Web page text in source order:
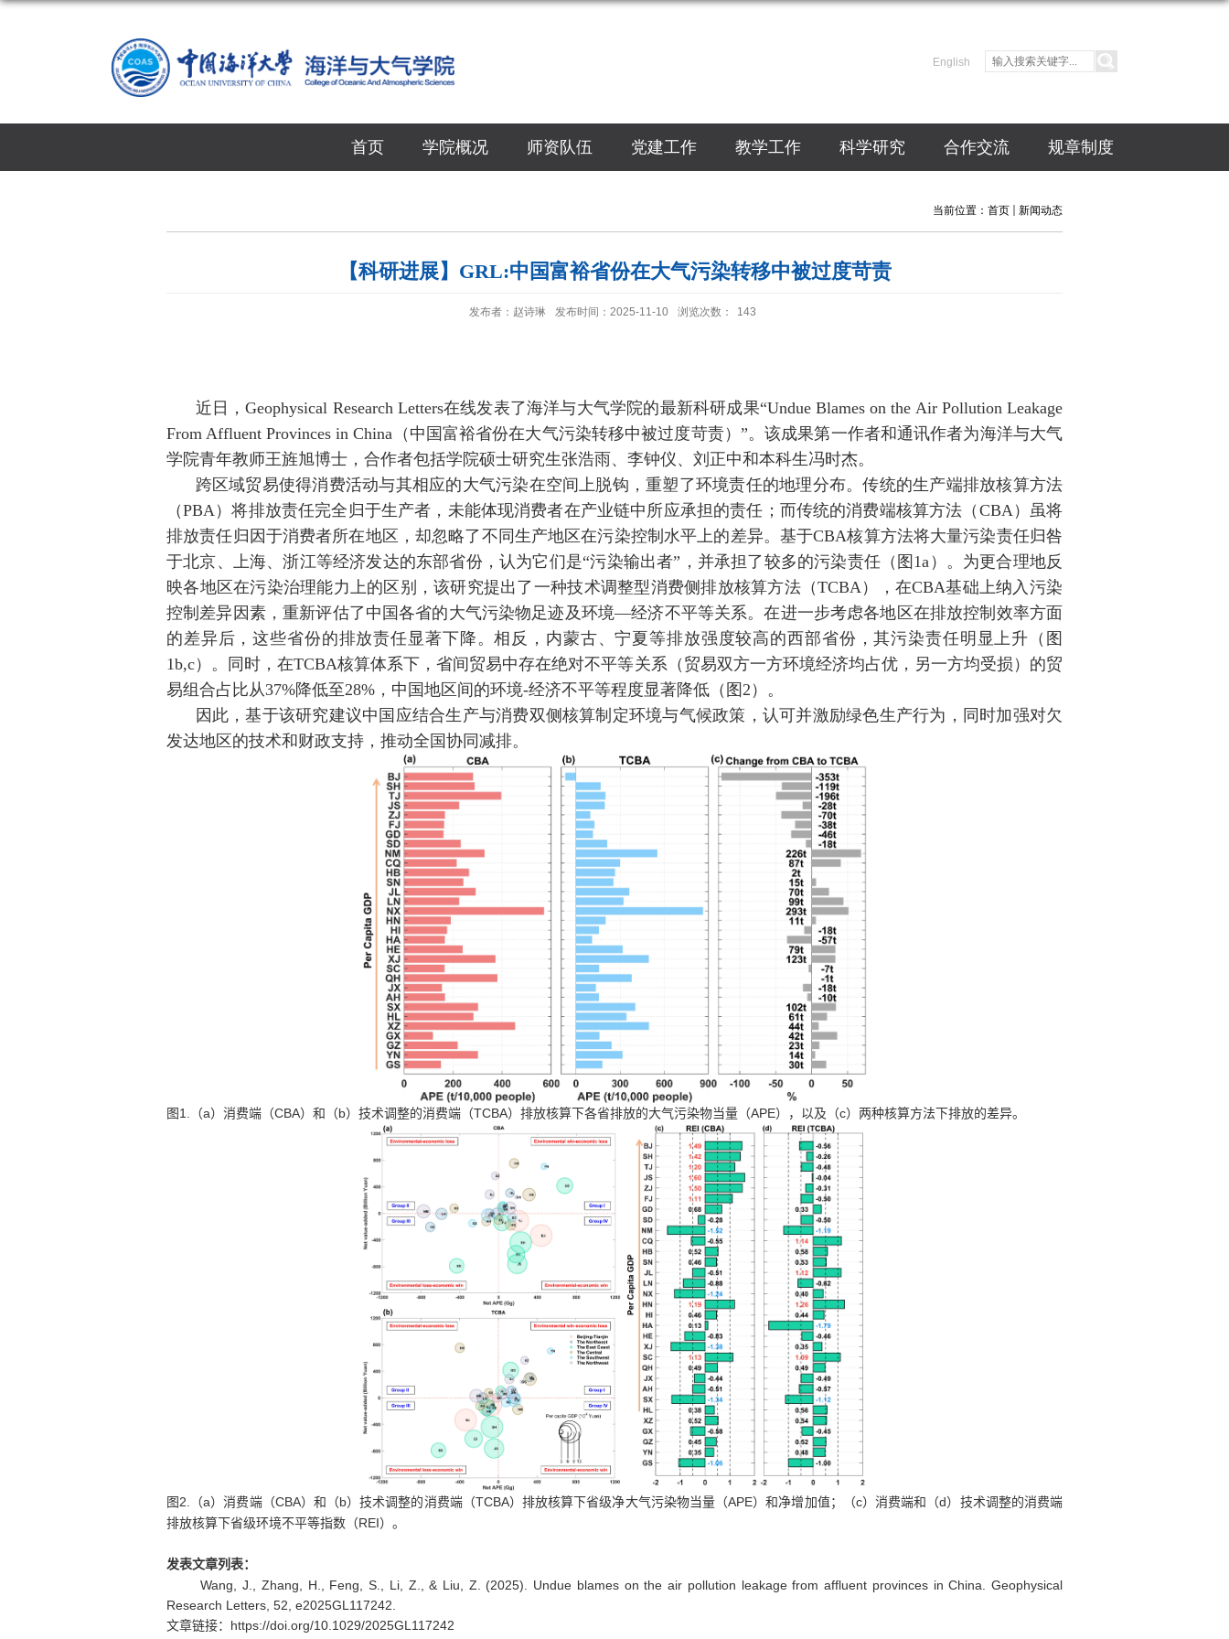
English
首页 学院概况 师资队伍 党建工作 教学工作 科学研究 合作交流 规章制度
当前位置： 首页 新闻动态
【科研进展】GRL:中国富裕省份在大气污染转移中被过度苛责
发布者：赵诗琳 发布时间：2025-11-10 浏览次数： 143
近日，Geophysical Research Letters在线发表了海洋与大气学院的最新科研成果“Undue Blames on the Air Pollution Leakage
From Affluent Provinces in China （中国富裕省份在大气污染转移中被过度苛责）”。该成果第一作者和通讯作者为海洋与大气
学院青年教师王旌旭博士，合作者包括学院硕士研究生张浩雨、李钟仪、刘正中和本科生冯时杰。
跨区域贸易使得消费活动与其相应的大气污染在空间上脱钩，重塑了环境责任的地理分布。传统的生产端排放核算方法
（PBA ）将排放责任完全归于生产者，未能体现消费者在产业链中所应承担的责任；而传统的消费端核算方法（ CBA ）虽将
排放责任归因于消费者所在地区，却忽略了不同生产地区在污染控制水平上的差异。基于CBA核算方法将大量污染责任归咎
于北京、上海、浙江等经济发达的东部省份，认为它们是“污染输出者”，并承担了较多的污染责任（图 1a ）。为更合理地反
映各地区在污染治理能力上的区别，该研究提出了一种技术调整型消费侧排放核算方法（TCBA ），在CBA基础上纳入污染
控制差异因素，重新评估了中国各省的大气污染物足迹及环境—经济不平等关系。在进一步考虑各地区在排放控制效率方面
的差异后，这些省份的排放责任显著下降。相反，内蒙古、宁夏等排放强度较高的西部省份，其污染责任明显上升（图
1b,c）。同时，在TCBA核算体系下，省间贸易中存在绝对不平等关系（贸易双方一方环境经济均占优，另一方均受损）的贸
易组合占比从37%降低至28% ，中国地区间的环境-经济不平等程度显著降低（图 2 ）。
因此，基于该研究建议中国应结合生产与消费双侧核算制定环境与气候政策，认可并激励绿色生产行为，同时加强对欠
发达地区的技术和财政支持，推动全国协同减排。
图 1. （a）消费端（CBA）和（b）技术调整的消费端（TCBA）排放核算下各省排放的大气污染物当量（APE），以及（c）两种核算方法下排放的差异。
图 2. （a）消费端（CBA）和（b）技术调整的消费端（TCBA）排放核算下省级净大气污染物当量（APE）和净增加值；（c）消费端和（d）技术调整的消费端
排放核算下省级环境不平等指数（REI）。
发表文章列表：
Wang, J., Zhang, H., Feng, S., Li, Z., & Liu, Z. (2025). Undue blames on the air pollution leakage from affluent provinces in China. Geophysical
Research Letters, 52, e2025GL117242.
文章链接： https://doi.org/10.1029/2025GL117242